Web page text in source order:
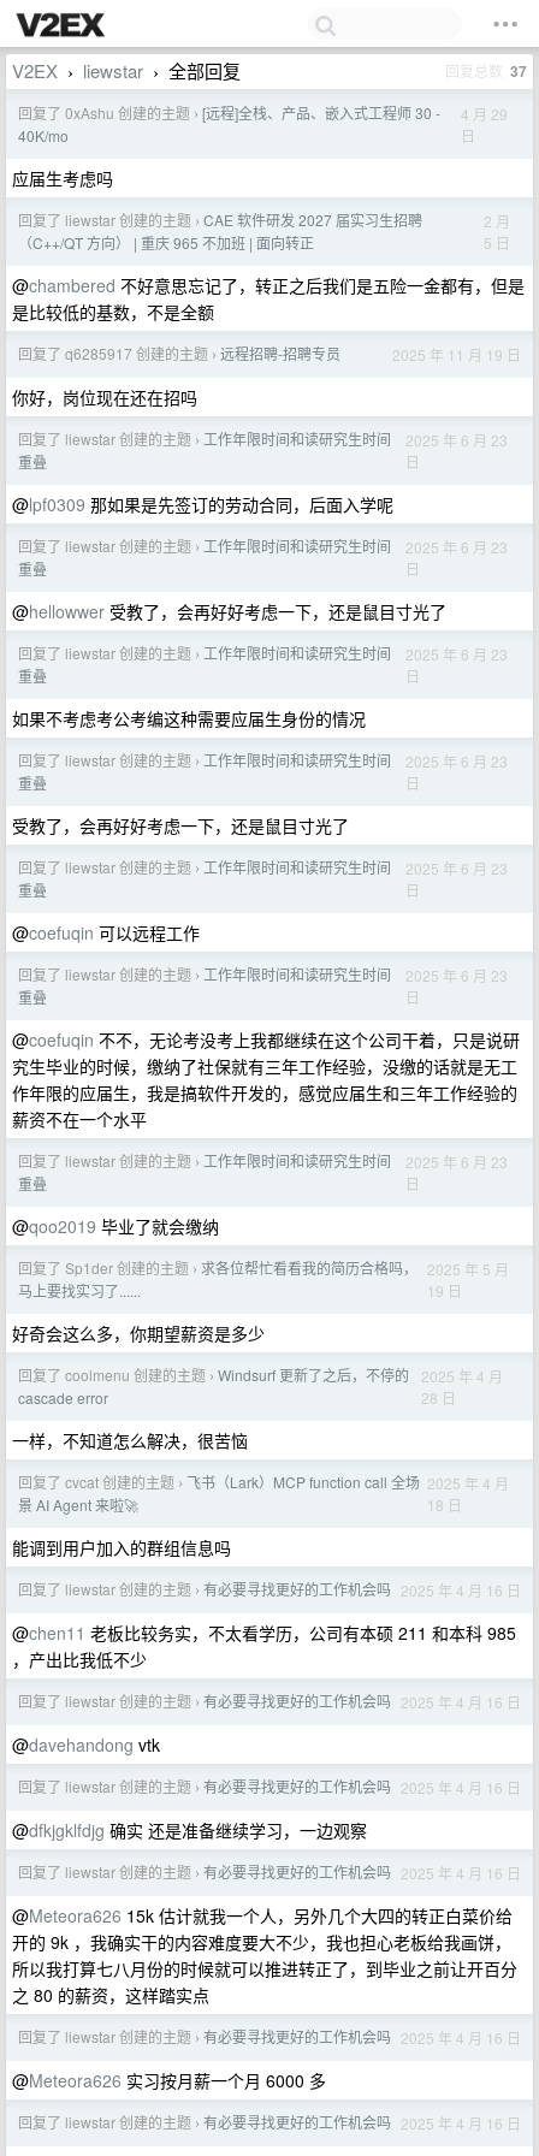
V2EX › liewstar › 全部回复 回复总数 37
回复了 0xAshu 创建的主题 › [远程]全栈、产品、嵌入式工程师 30 -
40K/mo
4 月 29
日
应届生考虑吗
回复了 liewstar 创建的主题 › CAE 软件研发 2027 届实习生招聘
（C++/QT 方向） | 重庆 965 不加班 | 面向转正
2 月
5 日
@chambered 不好意思忘记了，转正之后我们是五险一金都有，但是
是比较低的基数，不是全额
回复了 q6285917 创建的主题 › 远程招聘-招聘专员 2025 年 11 月 19 日
你好，岗位现在还在招吗
回复了 liewstar 创建的主题 › 工作年限时间和读研究生时间
重叠
2025 年 6 月 23
日
@lpf0309 那如果是先签订的劳动合同，后面入学呢
回复了 liewstar 创建的主题 › 工作年限时间和读研究生时间
重叠
2025 年 6 月 23
日
@hellowwer 受教了，会再好好考虑一下，还是鼠目寸光了
回复了 liewstar 创建的主题 › 工作年限时间和读研究生时间
重叠
2025 年 6 月 23
日
如果不考虑考公考编这种需要应届生身份的情况
回复了 liewstar 创建的主题 › 工作年限时间和读研究生时间
重叠
2025 年 6 月 23
日
受教了，会再好好考虑一下，还是鼠目寸光了
回复了 liewstar 创建的主题 › 工作年限时间和读研究生时间
重叠
2025 年 6 月 23
日
@coefuqin 可以远程工作
回复了 liewstar 创建的主题 › 工作年限时间和读研究生时间
重叠
2025 年 6 月 23
日
@coefuqin 不不，无论考没考上我都继续在这个公司干着，只是说研
究生毕业的时候，缴纳了社保就有三年工作经验，没缴的话就是无工
作年限的应届生，我是搞软件开发的，感觉应届生和三年工作经验的
薪资不在一个水平
回复了 liewstar 创建的主题 › 工作年限时间和读研究生时间
重叠
2025 年 6 月 23
日
@qoo2019 毕业了就会缴纳
回复了 Sp1der 创建的主题 › 求各位帮忙看看我的简历合格吗，
马上要找实习了......
2025 年 5 月
19 日
好奇会这么多，你期望薪资是多少
回复了 coolmenu 创建的主题 › Windsurf 更新了之后，不停的
cascade error
2025 年 4 月
28 日
一样，不知道怎么解决，很苦恼
回复了 cvcat 创建的主题 › 飞书（Lark）MCP function call 全场
景 AI Agent 来啦🚀
2025 年 4 月
18 日
能调到用户加入的群组信息吗
回复了 liewstar 创建的主题 › 有必要寻找更好的工作机会吗 2025 年 4 月 16 日
@chen11 老板比较务实，不太看学历，公司有本硕 211 和本科 985
，产出比我低不少
回复了 liewstar 创建的主题 › 有必要寻找更好的工作机会吗 2025 年 4 月 16 日
@davehandong vtk
回复了 liewstar 创建的主题 › 有必要寻找更好的工作机会吗 2025 年 4 月 16 日
@dfkjgklfdjg 确实 还是准备继续学习，一边观察
回复了 liewstar 创建的主题 › 有必要寻找更好的工作机会吗 2025 年 4 月 16 日
@Meteora626 15k 估计就我一个人，另外几个大四的转正白菜价给
开的 9k ，我确实干的内容难度要大不少，我也担心老板给我画饼，
所以我打算七八月份的时候就可以推进转正了，到毕业之前让开百分
之 80 的薪资，这样踏实点
回复了 liewstar 创建的主题 › 有必要寻找更好的工作机会吗 2025 年 4 月 16 日
@Meteora626 实习按月薪一个月 6000 多
回复了 liewstar 创建的主题 › 有必要寻找更好的工作机会吗 2025 年 4 月 16 日